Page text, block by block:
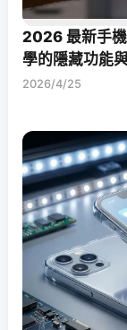
2026 最新手
學的隱藏功能
2026/4/25